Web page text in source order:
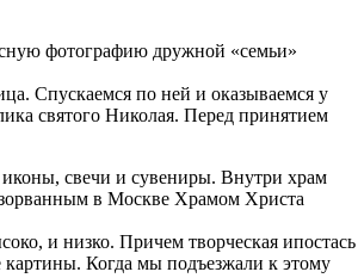
фотографию дружной «семьи»
Спускаемся по ней и оказываемся у
святого Николая. Перед принятием
иконы, свечи и сувениры. Внутри храм
в Москве Храмом Христа
и низко. Причем творческая ипостась
картины. Когда мы подъезжали к этому